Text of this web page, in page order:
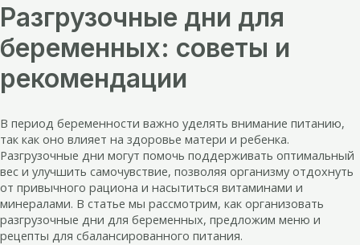
Разгрузочные дни для
беременных: советы и
рекомендации
В период беременности важно уделять внимание питанию,
так как оно влияет на здоровье матери и ребенка.
Разгрузочные дни могут помочь поддерживать оптимальный
вес и улучшить самочувствие, позволяя организму отдохнуть
от привычного рациона и насытиться витаминами и
минералами. В статье мы рассмотрим, как организовать
разгрузочные дни для беременных, предложим меню и
рецепты для сбалансированного питания.